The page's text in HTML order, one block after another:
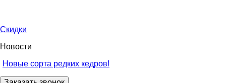
Скидки
Новости
Новые сорта редких кедров!